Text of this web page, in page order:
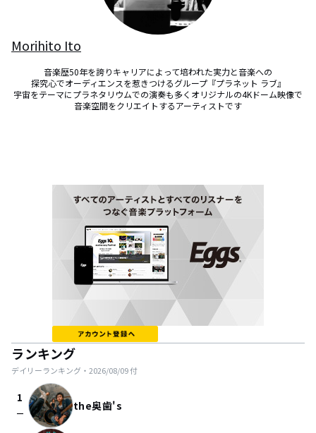
Morihito Ito
音楽歴50年を誇りキャリアによって培われた実力と音楽への
探究心でオーディエンスを惹きつけるグループ『プラネット ラブ』
宇宙をテーマにプラネタリウムでの演奏も多くオリジナルの4Kドーム映像で
音楽空間をクリエイトするアーティストです
ランキング
デイリーランキング・ 2026/08/09付
1
check_indeterminate_small the奥歯's